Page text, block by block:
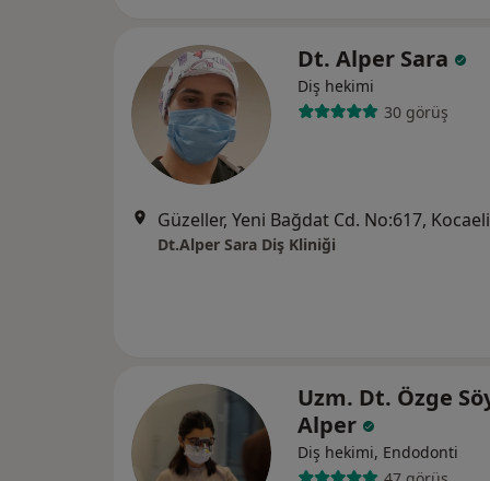
Dt. Alper Sara
Diş hekimi
30 görüş
Güzeller, Yeni Bağdat Cd. No:617, Kocaeli
Dt.Alper Sara Diş Kliniği
Uzm. Dt. Özge
Alper
Diş hekimi, Endodonti